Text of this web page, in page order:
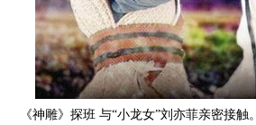
《神雕》探班 与“小龙女”刘亦菲亲密接触。